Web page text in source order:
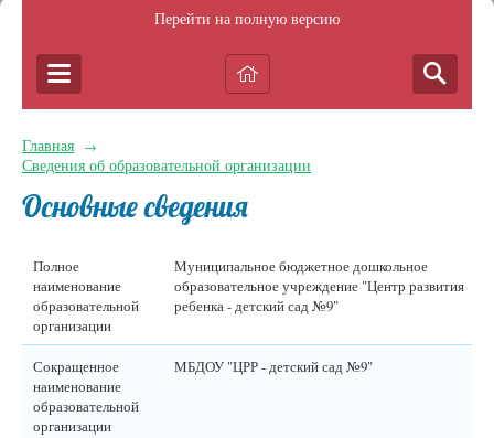
Перейти на полную версию
Главная →
Сведения об образовательной организации
Основные сведения
Полное
наименование
образовательной
организации
Муниципальное бюджетное дошкольное
образовательное учреждение "Центр развития
ребенка - детский сад №9"
Сокращенное
наименование
образовательной
организации
МБДОУ "ЦРР - детский сад №9"